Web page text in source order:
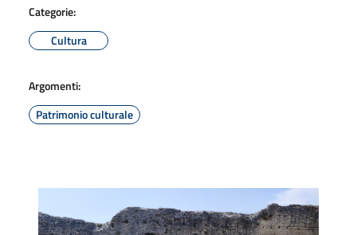
Categorie:
Cultura
Argomenti:
Patrimonio culturale